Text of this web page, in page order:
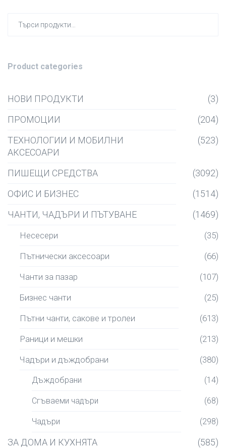
Product categories
НОВИ ПРОДУКТИ
(3)
ПРОМОЦИИ
(204)
ТЕХНОЛОГИИ И МОБИЛНИ
АКСЕСОАРИ
(523)
ПИШЕЩИ СРЕДСТВА
(3092)
ОФИС И БИЗНЕС
(1514)
ЧАНТИ, ЧАДЪРИ И ПЪТУВАНЕ
(1469)
Несесери (35)
Пътнически аксесоари (66)
Чанти за пазар (107)
Бизнес чанти (25)
Пътни чанти, сакове и тролеи (613)
Раници и мешки (213)
Чадъри и дъждобрани (380)
Дъждобрани (14)
Сгъваеми чадъри (68)
Чадъри (298)
ЗА ДОМА И КУХНЯТА
(585)